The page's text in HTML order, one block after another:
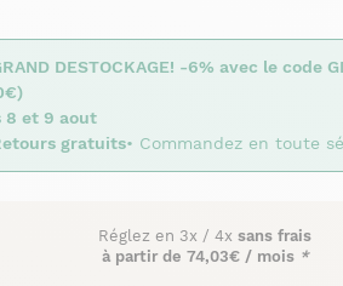
DESTOCKAGE! -6% avec le code
8 et 9 aout
gratuits• Commandez en toute
Réglez en 3x / 4x sans frais
à partir de 74,03€ / mois *